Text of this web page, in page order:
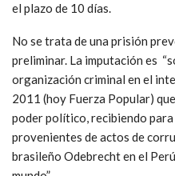
el plazo de 10 días.
No se trata de una prisión
preliminar. La imputación es
organización criminal en el
2011 (hoy Fuerza Popular)
poder político, recibiendo
provenientes de actos de
brasileño Odebrecht en el